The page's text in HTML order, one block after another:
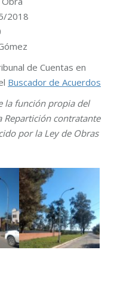
2018
de Cuentas en
Buscador de Acuerdos
la función propia del
Repartición contratante
por la Ley de Obras